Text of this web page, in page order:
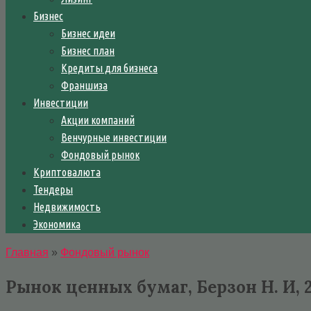
Бизнес
Бизнес идеи
Бизнес план
Кредиты для бизнеса
Франшиза
Инвестиции
Акции компаний
Венчурные инвестиции
Фондовый рынок
Криптовалюта
Тендеры
Недвижимость
Экономика
Главная » Фондовый рынок
Рынок ценных бумаг, Берзон Н. И,